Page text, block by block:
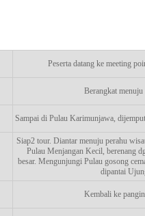
Peserta datang ke meeting
Berangkat
Sampai di Pulau Karimunjawa,
Siap2 tour. Diantar menuju perahu
Pulau Menjangan Kecil, berenang
besar. Mengunjungi Pulau gosong
dipantai
Kembali ke